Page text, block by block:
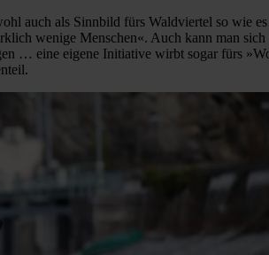
auch als Sinnbild fürs Waldviertel so wie
wenige Menschen«. Auch kann man
… eine eigene Initiative wirbt sogar fürs